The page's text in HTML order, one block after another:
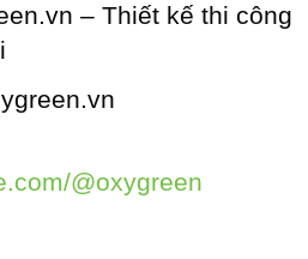
– Thiết kế thi công
@oxygreen